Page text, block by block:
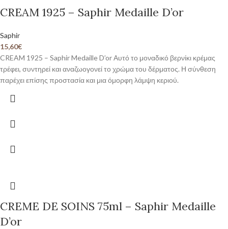
CREAM 1925 – Saphir Medaille D’or
Saphir
15,60€
CREAM 1925 – Saphir Medaille D’or Αυτό το μοναδικό βερνίκι κρέμας
τρέφει, συντηρεί και αναζωογονεί το χρώμα του δέρματος. Η σύνθεση
παρέχει επίσης προστασία και μια όμορφη λάμψη κεριού.
CREME DE SOINS 75ml – Saphir Medaille
D’or